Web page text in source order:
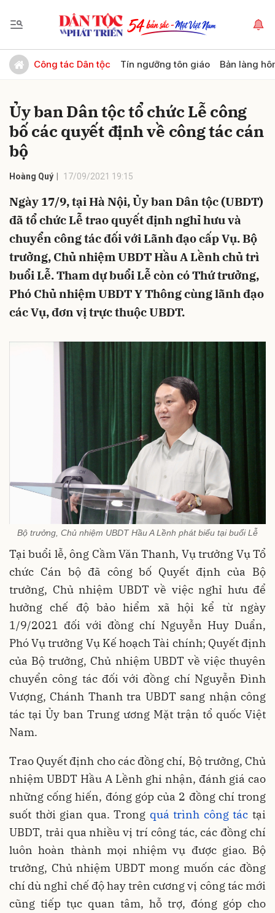
Công tác Dân tộc Tín ngưỡng tôn giáo Bản làng
Ủy ban Dân tộc tổ chức Lễ công
bố các quyết định về công tác cán
bộ
Hoàng Quý 17/09/2021 19:15
Ngày 17/9, tại Hà Nội, Ủy ban Dân tộc (UBDT)
đã tổ chức Lễ trao quyết định nghỉ hưu và
chuyển công tác đối với Lãnh đạo cấp Vụ. Bộ
trưởng, Chủ nhiệm UBDT Hầu A Lềnh chủ trì
buổi Lễ. Tham dự buổi Lễ còn có Thứ trưởng,
Phó Chủ nhiệm UBDT Y Thông cùng lãnh đạo
các Vụ, đơn vị trực thuộc UBDT.
Bộ trưởng, Chủ nhiệm UBDT Hầu A Lềnh phát biểu tại buổi Lễ
Tại buổi lễ, ông Cầm Văn Thanh, Vụ trưởng Vụ Tổ
chức Cán bộ đã công bố Quyết định của Bộ
trưởng, Chủ nhiệm UBDT về việc nghỉ hưu để
hưởng chế độ bảo hiểm xã hội kể từ ngày
1/9/2021 đối với đồng chí Nguyễn Huy Duẩn,
Phó Vụ trưởng Vụ Kế hoạch Tài chính; Quyết định
của Bộ trưởng, Chủ nhiệm UBDT về việc thuyên
chuyển công tác đối với đồng chí Nguyễn Đình
Vượng, Chánh Thanh tra UBDT sang nhận công
tác tại Ủy ban Trung ương Mặt trận tổ quốc Việt
Nam.
Trao Quyết định cho các đồng chí, Bộ trưởng, Chủ
nhiệm UBDT Hầu A Lềnh ghi nhận, đánh giá cao
những cống hiến, đóng góp của 2 đồng chí trong
suốt thời gian qua. Trong quá trình công tác tại
UBDT, trải qua nhiều vị trí công tác, các đồng chí
luôn hoàn thành mọi nhiệm vụ được giao. Bộ
trưởng, Chủ nhiệm UBDT mong muốn các đồng
chí dù nghỉ chế độ hay trên cương vị công tác mới
cũng tiếp tục quan tâm, hỗ trợ, đóng góp cho
Gửi bình luận